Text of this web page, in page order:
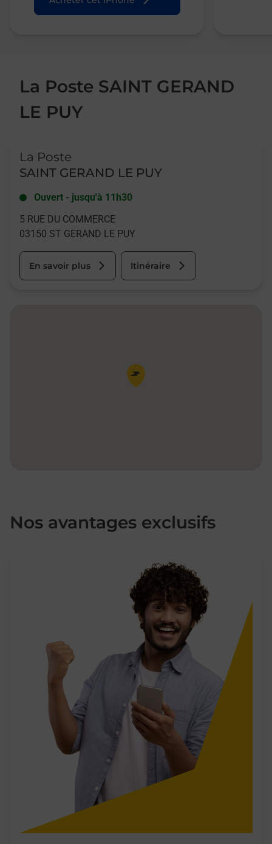
La Poste SAINT GERAND
LE PUY
La Poste
SAINT GERAND LE PUY
Ouvert - jusqu'à 11h30
5 RUE DU COMMERCE
03150 ST GERAND LE PUY
En savoir plus Itinéraire
Pin de la carte
Nos avantages exclusifs